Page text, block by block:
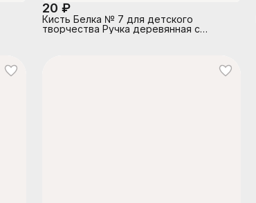
20 ₽
Кисть Белка № 7 для детского
творчества Ручка деревянная с